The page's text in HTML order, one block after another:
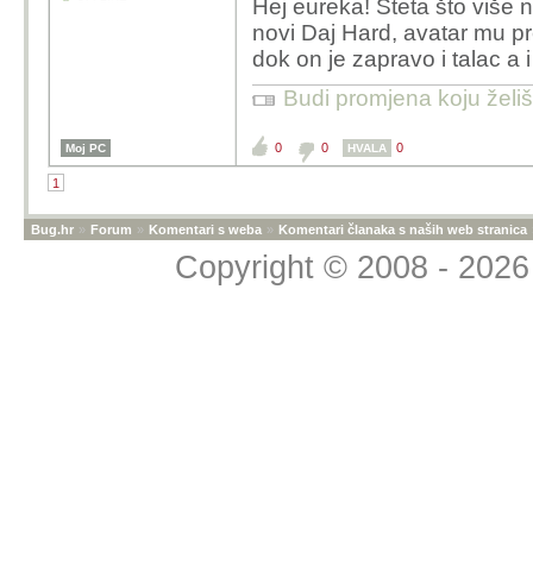
Hej eureka! Šteta što više
novi Daj Hard, avatar mu
dok on je zapravo i talac a
Budi promjena koju
Moj PC 0 0 HVALA 0
1
Bug.hr » Forum » Komentari s weba » Komentari članaka s naših web stranica
Copyright © 2008 -